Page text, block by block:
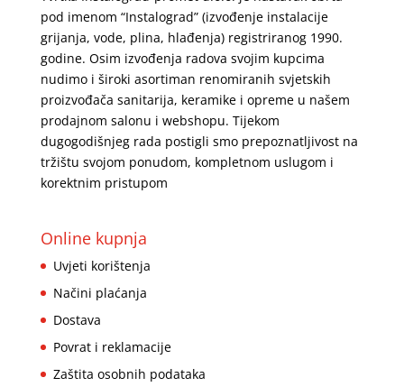
pod imenom “Instalograd” (izvođenje instalacije
grijanja, vode, plina, hlađenja) registriranog 1990.
godine. Osim izvođenja radova svojim kupcima
nudimo i široki asortiman renomiranih svjetskih
proizvođača sanitarija, keramike i opreme u našem
prodajnom salonu i webshopu. Tijekom
dugogodišnjeg rada postigli smo prepoznatljivost na
tržištu svojom ponudom, kompletnom uslugom i
korektnim pristupom
Online kupnja
Uvjeti korištenja
Načini plaćanja
Dostava
Povrat i reklamacije
Zaštita osobnih podataka